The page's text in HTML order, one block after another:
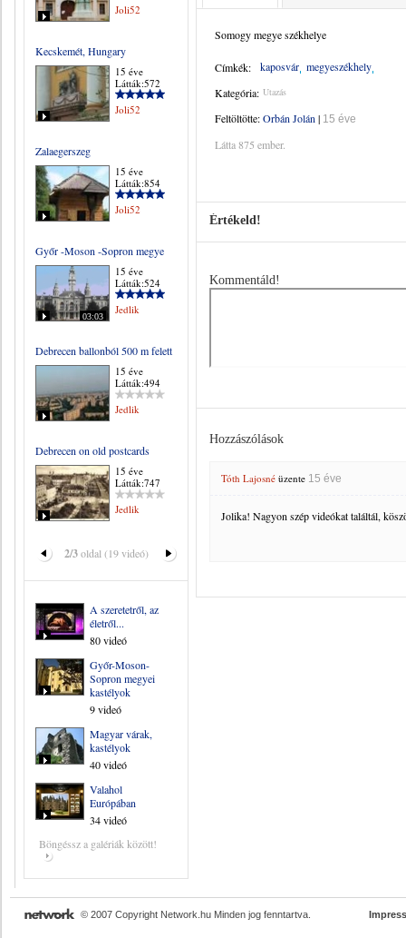
Joli52
Kecskemét, Hungary
15 éve
Látták:572
Joli52
Zalaegerszeg
15 éve
Látták:854
Joli52
Győr -Moson -Sopron megye
03:03
15 éve
Látták:524
Jedlik
Debrecen ballonból 500 m felett
15 éve
Látták:494
Jedlik
Debrecen on old postcards
15 éve
Látták:747
Jedlik
2/3oldal (19 videó)
A szeretetről, az
életről...
80 videó
Győr-Moson-
Sopron megyei
kastélyok
9 videó
Magyar várak,
kastélyok
40 videó
Valahol
Európában
34 videó
Böngéssz a galériák között!
Somogy megye székhelye
Címkék: kaposvár megyeszékhely
Kategória: Utazás
Feltöltötte:Orbán Jolán | 15 éve
Látta 875 ember.
Értékeld!
Kommentáld!
Hozzászólások
Tóth Lajosné üzente 15 éve
Jolika! Nagyon szép videókat találtál,
© 2007 Copyright Network.hu Minden jog fenntartva.